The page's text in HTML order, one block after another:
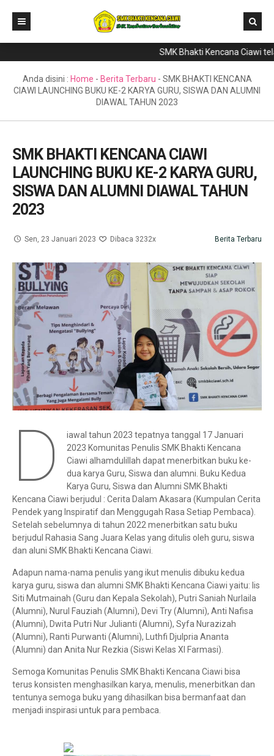
Direktori
Berita
Literasi
Galeri
GTK & Siswa
PPDB
SMK Bhakti Kencana Ciawi
Anda disini : Home - Berita Terbaru - SMK BHAKTI KENCANA
CIAWI LAUNCHING BUKU KE-2 KARYA GURU, SISWA DAN ALUMNI
DIAWAL TAHUN 2023
SMK BHAKTI KENCANA CIAWI
LAUNCHING BUKU KE-2 KARYA GURU,
SISWA DAN ALUMNI DIAWAL TAHUN
2023
Sen, 23 Januari 2023 Dibaca 3232x Berita Terbaru
D
iawal tahun 2023 tepatnya tanggal 17 Januari
2023 Komunitas Penulis SMK Bhakti Kencana
Ciawi alhamdulillah dapat menerbitkan buku ke-
dua karya Guru, Siswa dan alumni. Buku Kedua
Karya Guru, Siswa dan Alumni SMK Bhakti
Kencana Ciawi berjudul : Cerita Dalam Akasara (Kumpulan Cerita
Pendek yang Inspiratif dan Menggugah Rasa Setiap Pembaca).
Setelah sebelumnya di tahun 2022 menerbitkan satu buku
berjudul Rahasia Sang Juara Kelas yang ditulis oleh guru, siswa
dan aluni SMK Bhakti Kencana Ciawi.
Adapun nama-nama penulis yang ikut menulis dibuku kedua
karya guru, siswa dan alumni SMK Bhakti Kencana Ciawi yaitu: Iis
Siti Mutmainah (Guru dan Kepala Sekolah), Putri Saniah Nurlaila
(Alumni), Nurul Fauziah (Alumni), Devi Try (Alumni), Anti Nafisa
(Alumni), Dwita Putri Nur Julianti (Alumni), Syfa Nurazizah
(Alumni), Ranti Purwanti (Alumni), Luthfi Djulpria Ananta
(Alumni) dan Anita Nur Rezkia (Siswi Kelas XI Farmasi).
Semoga Komunitas Penulis SMK Bhakti Kencana Ciawi bisa
terus konsisten menghasilkan karya, menulis, menerbitkan dan
tentunya semoga buku yang dihasilkan bisa bermanfaat dan
menjadi inspirasi untuk para pembaca.